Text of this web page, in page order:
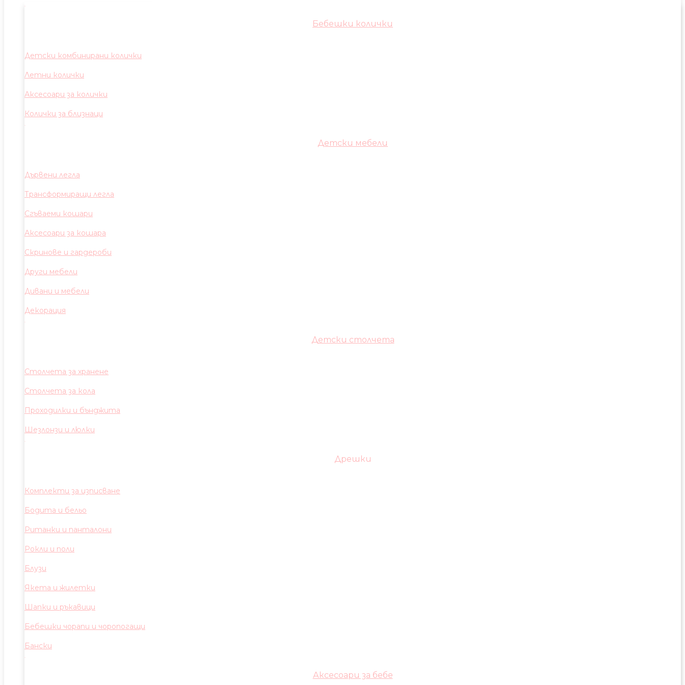
Бебешки колички
Детски комбинирани колички
Летни колички
Аксесоари за колички
Колички за близнаци
Детски мебели
Дървени легла
Трансформиращи легла
Сгъваеми кошари
Аксесоари за кошара
Скринове и гардероби
Други мебели
Дивани и мебели
Декорация
Детски столчета
Столчета за хранене
Столчета за кола
Проходилки и бънджита
Шезлонзи и люлки
Дрешки
Комплекти за изписване
Бодита и бельо
Ританки и панталони
Рокли и поли
Блузи
Якета и жилетки
Шапки и ръкавици
Бебешки чорапи и чоропогащи
Бански
Аксесоари за бебе